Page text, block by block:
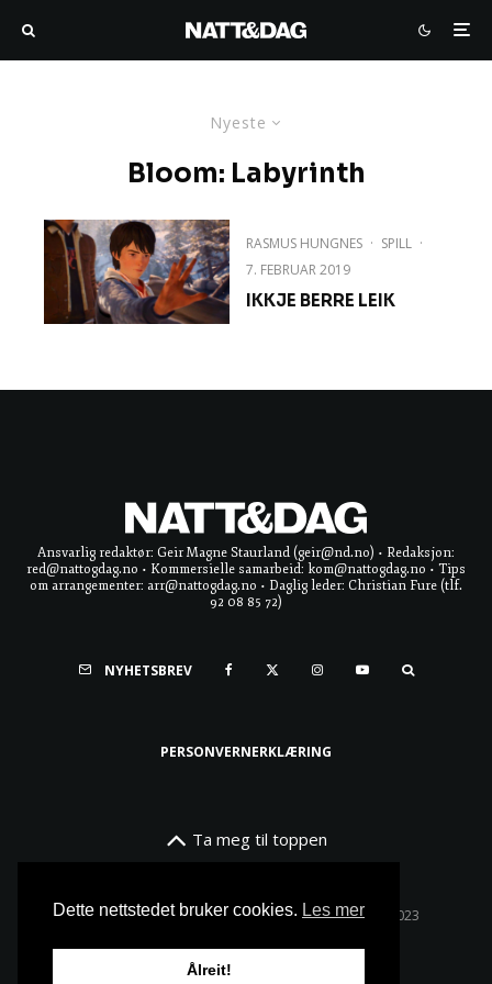
Nyeste
Bloom: Labyrinth
RASMUS HUNGNES · SPILL ·
7. FEBRUAR 2019
IKKJE BERRE LEIK
Ansvarlig redaktør: Geir Magne Staurland (geir@nd.no) • Redaksjon:
red@nattogdag.no • Kommersielle samarbeid: kom@nattogdag.no • Tips
om arrangementer: arr@nattogdag.no • Daglig leder: Christian Fure (tlf.
92 08 85 72)
NYHETSBREV
PERSONVERNERKLÆRING
Ta meg til toppen
Alle rettigheter reservert • Copyright © Natt & Dag 2023
Dette nettstedet bruker cookies. Les mer
Ålreit!